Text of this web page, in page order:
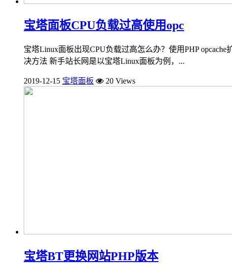
宝塔面板CPU负载过高使用opc
宝塔Linux面板出现CPU负载过高怎么办？使用PHP
决方法 新手站长网是以宝塔Linux面板为例，...
2019-12-15 宝塔面板 20 Views
宝塔BT更换网站PHP版本